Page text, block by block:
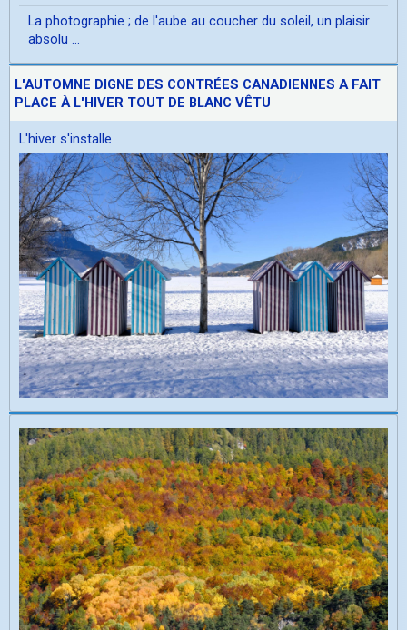
La photographie ; de l'aube au coucher du soleil, un plaisir
absolu ...
L'AUTOMNE DIGNE DES CONTRÉES CANADIENNES A FAIT
PLACE À L'HIVER TOUT DE BLANC VÊTU
L'hiver s'installe